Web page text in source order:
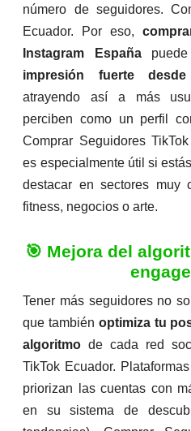
número de seguidores.
Ecuador. Por eso,
Instagram España
impresión fuerte
atrayendo así a más
perciben como un perfil
Comprar Seguidores
es especialmente útil si
destacar en sectores muy
fitness, negocios o arte.
🎯 Mejora del
Tener más seguidores no
que también optimiza tu
algoritmo de cada red
TikTok Ecuador.
priorizan las cuentas con
en su sistema de